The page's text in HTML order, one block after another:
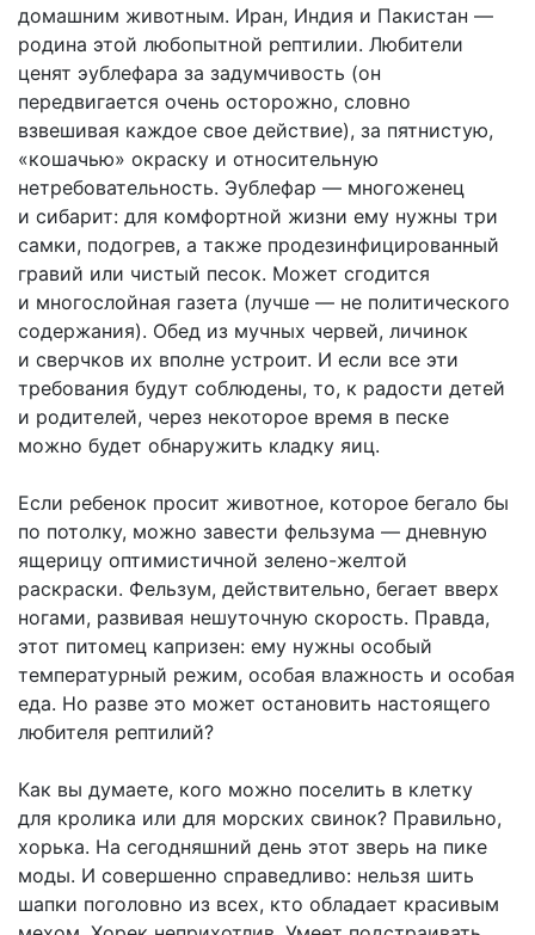
домашним животным. Иран, Индия и Пакистан —
родина этой любопытной рептилии. Любители
ценят эублефара за задумчивость (он
передвигается очень осторожно, словно
взвешивая каждое свое действие), за пятнистую,
«кошачью» окраску и относительную
нетребовательность. Эублефар — многоженец
и сибарит: для комфортной жизни ему нужны три
самки, подогрев, а также продезинфицированный
гравий или чистый песок. Может сгодится
и многослойная газета (лучше — не политического
содержания). Обед из мучных червей, личинок
и сверчков их вполне устроит. И если все эти
требования будут соблюдены, то, к радости детей
и родителей, через некоторое время в песке
можно будет обнаружить кладку яиц.
Если ребенок просит животное, которое бегало бы
по потолку, можно завести фельзума — дневную
ящерицу оптимистичной зелено-желтой
раскраски. Фельзум, действительно, бегает вверх
ногами, развивая нешуточную скорость. Правда,
этот питомец капризен: ему нужны особый
температурный режим, особая влажность и особая
еда. Но разве это может остановить настоящего
любителя рептилий?
Как вы думаете, кого можно поселить в клетку
для кролика или для морских свинок? Правильно,
хорька. На сегодняшний день этот зверь на пике
моды. И совершенно справедливо: нельзя шить
шапки поголовно из всех, кто обладает красивым